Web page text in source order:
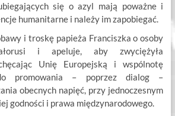
się o azyl mają poważne i
humanitarne i należy im zapobiegać.
i troskę papieża Franciszka o osoby
i apeluje, aby zwyciężyła
Unię Europejską i wspólnotę
promowania – poprzez dialog –
obecnych napięć, przy jednoczesnym
godności i prawa międzynarodowego.